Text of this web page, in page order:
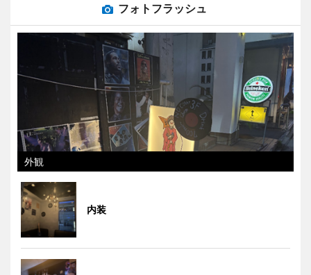
フォトフラッシュ
外観
内装